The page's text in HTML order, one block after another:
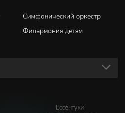
Симфонический оркестр
Филармония детям
Ессентуки